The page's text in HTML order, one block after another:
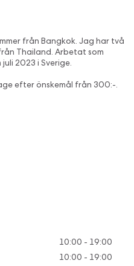
från Bangkok. Jag har två
Thailand. Arbetat som
2023 i Sverige.
efter önskemål från 300:-.
10:00 - 19:00
10:00 - 19:00